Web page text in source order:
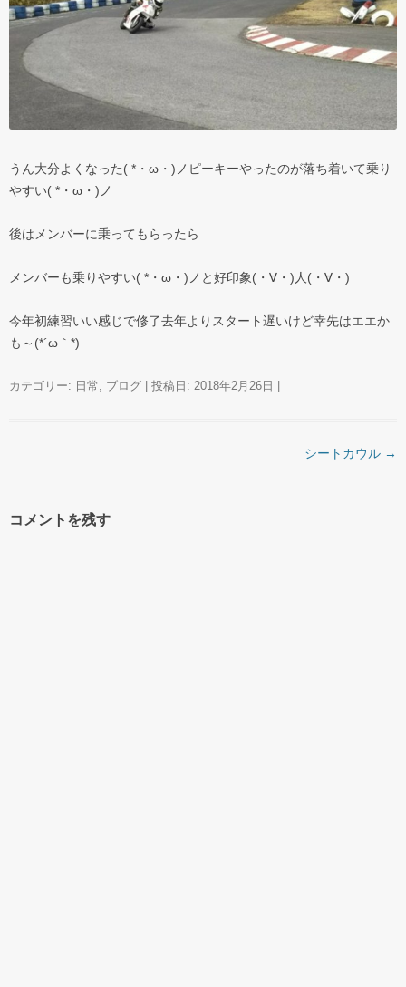
うん大分よくなった( *・ω・)ノピーキーやったのが落ち着いて乗り
やすい( *・ω・)ノ
後はメンバーに乗ってもらったら
メンバーも乗りやすい( *・ω・)ノと好印象(・∀・)人(・∀・)
今年初練習いい感じで修了去年よりスタート遅いけど幸先はエエか
も～(*´ω｀*)
カテゴリー: 日常 ブログ| 投稿日: 2018年2月26日 |
シートカウル →
コメントを残す